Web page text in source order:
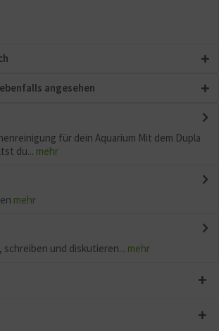
angesehen
für dein Aquarium Mit dem Dupla
du... mehr
mehr
und diskutieren... mehr